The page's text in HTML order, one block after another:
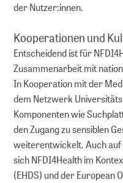
der Nutzer:innen.
Kooperationen und
Entscheidend ist für
Zusammenarbeit mit
In Kooperation mit der
dem Netzwerk
Komponenten wie
den Zugang zu sensiblen
weiterentwickelt. Auch
sich NFDI4Health im
(EHDS) und der European